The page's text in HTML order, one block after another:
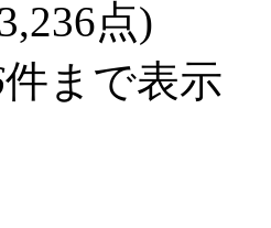
点)
件まで表示